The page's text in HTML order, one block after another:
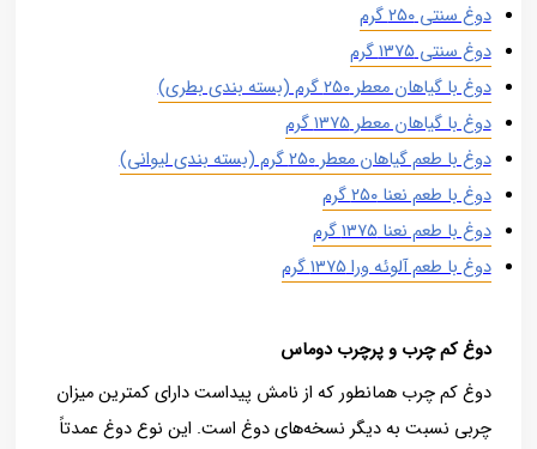
دوغ سنتی۲۵۰گرم
دوغ سنتی۱۳۷۵گرم
دوغ با گیاهان معطر۲۵۰گرم (بسته بندی بطری)
دوغ با گیاهان معطر۱۳۷۵گرم
دوغ با طعم گیاهان معطر۲۵۰گرم (بسته بندی لیوانی)
دوغ با طعم نعنا۲۵۰گرم
دوغ با طعم نعنا۱۳۷۵گرم
دوغ با طعم آلوئه ورا۱۳۷۵گرم
دوغ کم چرب و پرچرب دوماس
دوغ کم چرب همانطور که از نامش پیداست دارای کمترین میزان
چربی نسبت به دیگر نسخه‌های دوغ است. این نوع دوغ عمدتاً